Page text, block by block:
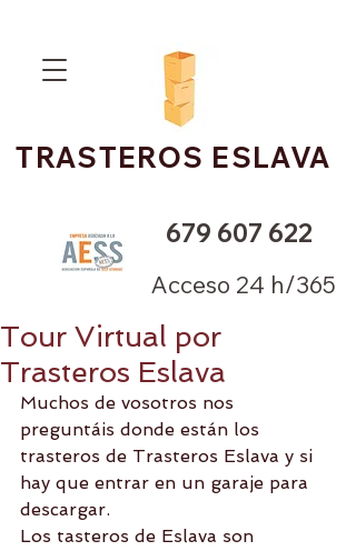
TRASTEROS ESLAVA
679 607 622
Acceso 24 h/365
Tour Virtual por
Trasteros Eslava
Muchos de vosotros nos
preguntáis donde están los
trasteros de Trasteros Eslava y si
hay que entrar en un garaje para
descargar.
Los tasteros de Eslava son